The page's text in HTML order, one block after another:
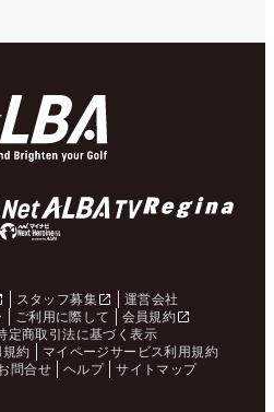
スタッフ募集
運営会社
ご利用に際して
会員規約
定商取引法に基づく表示
規約
マイページサービス利用規約
問合せ ヘルプ サイトマップ